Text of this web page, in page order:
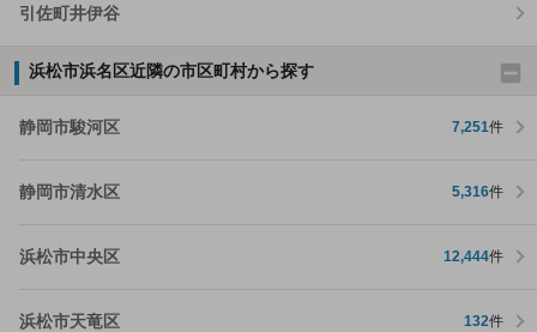
引佐町井伊谷
浜松市浜名区近隣の市区町村から探す
静岡市駿河区 7,251件
静岡市清水区 5,316件
浜松市中央区 12,444件
浜松市天竜区 132件